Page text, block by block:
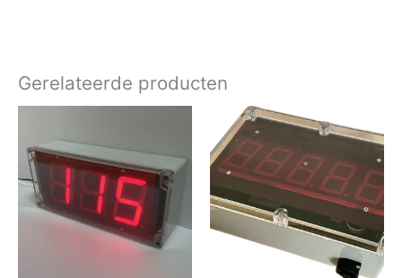
Gerelateerde producten